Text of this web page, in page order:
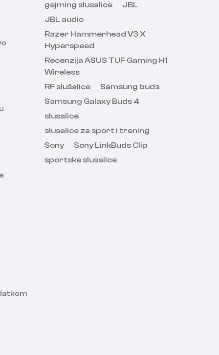
gejming slusalice
JBL
JBL audio
Razer Hammerhead V3 X
Hyperspeed
Recenzija ASUS TUF Gaming H1
Wireless
RF slušalice
Samsung buds
Samsung Galaxy Buds 4
slusalice
slusalice za sport i trening
Sony
Sony LinkBuds Clip
sportske slusalice